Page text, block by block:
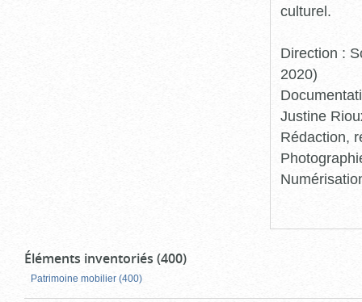
culturel.
Direction :
2020)
Justine
Rédaction,
Éléments inventoriés (400)
Patrimoine mobilier (400)